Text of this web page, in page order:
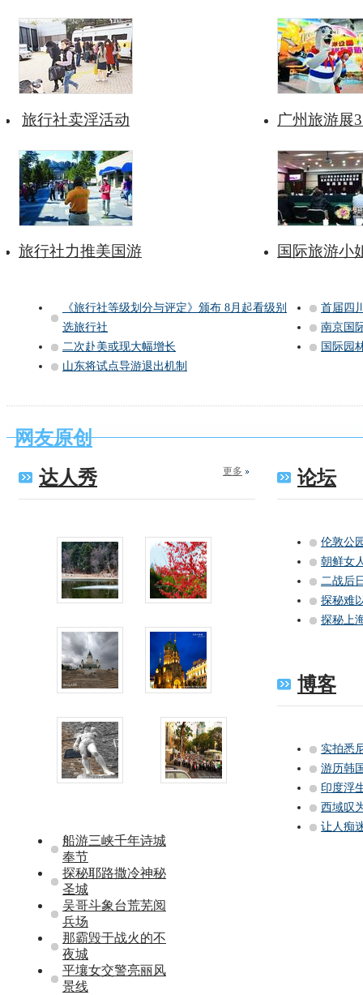
旅行社卖淫活动
旅行社力推美国游
《旅行社等级划分与评定》颁布 8月起看级别
选旅行社
二次赴美或现大幅增长
山东将试点导游退出机制
广州旅游展
国际旅游小
首届四
南京国
国际园
网友原创
更多
达人秀
冬日的奇葩 台湾春季去哪
独立纪念碑 最大东正教堂
船游三峡千年诗城
奉节
探秘耶路撒冷神秘
圣城
吴哥斗象台荒芜阅
兵场
那霸毁于战火的不
夜城
平壤女交警亮丽风
景线
论坛
伦敦公
朝鲜女
二战后
探秘难
探秘上
博客
实拍悉
游历韩
印度浮
西域叹
让人痴